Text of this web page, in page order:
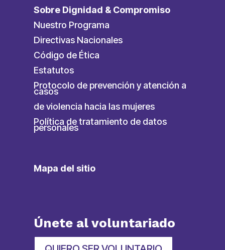
Sobre Dignidad & Compromiso
Nuestro Programa
Directivas Nacionales
Código de Ética
Estatutos
Protocolo de prevención y atención a
casos
de violencia hacia las mujeres
Política de tratamiento de datos
personales
Mapa del sitio
Únete al voluntariado